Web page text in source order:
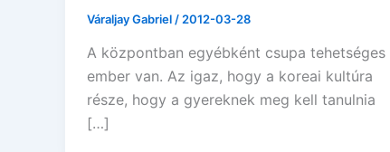
Váraljay Gabriel / 2012-03-28
A központban egyébként csupa tehetséges
ember van. Az igaz, hogy a koreai kultúra
része, hogy a gyereknek meg kell tanulnia
[…]